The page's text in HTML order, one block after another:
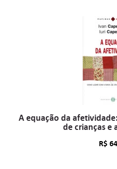
A equação da
de crianças e
R$